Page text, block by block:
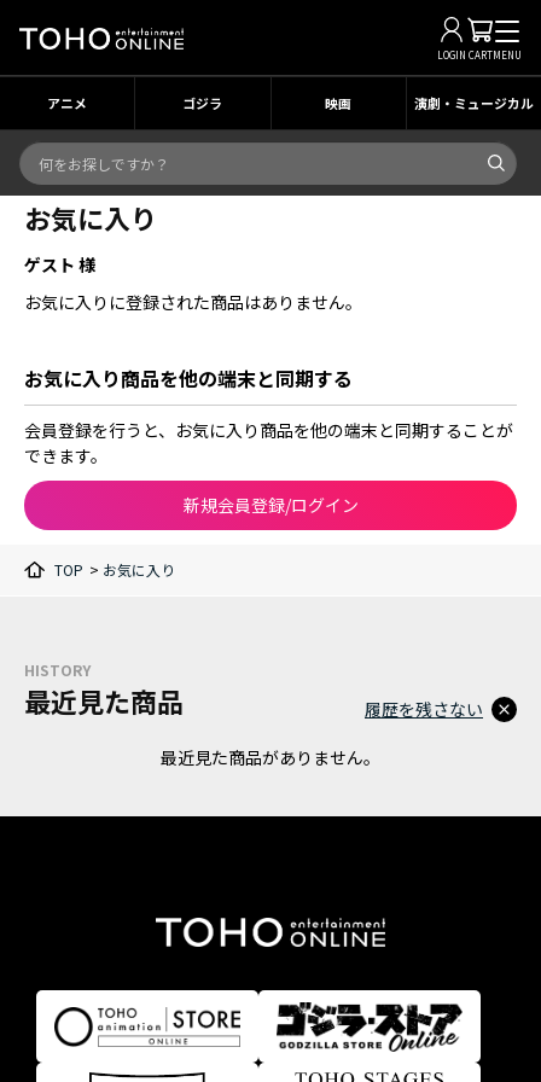
LOGIN CARTMENU
アニメ ゴジラ 映画 演劇・ミュージカル
お気に入り
ゲスト 様
お気に入りに登録された商品はありません。
お気に入り商品を他の端末と同期する
会員登録を行うと、お気に入り商品を他の端末と同期することが
できます。
新規会員登録/ログイン
TOP > お気に入り
HISTORY
最近見た商品
最近見た商品がありません。
履歴を残さない